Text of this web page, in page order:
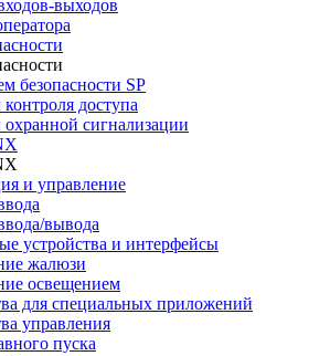
выходов
безопасности SP
доступа
сигнализации
и управление
вывода
устройства и интерфейсы
жалюзи
освещением
для специальных приложений
управления
пуска